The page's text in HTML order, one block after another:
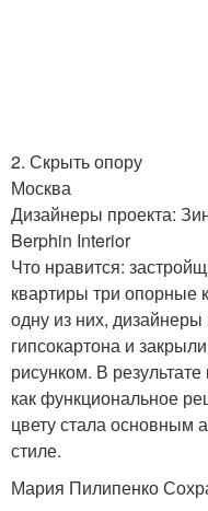
2. Скрыть опору
Москва
Дизайнеры проекта:
Berphin Interior
Что нравится:
квартиры три опорные
одну из них,
гипсокартона и
рисунком. В
как функциональное
цвету стала основным
стиле.
Мария Пилипенко